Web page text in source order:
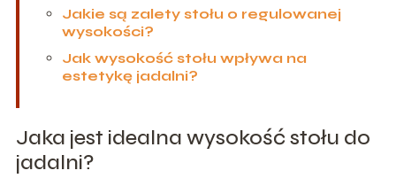
Jakie są zalety stołu o regulowanej
wysokości?
Jak wysokość stołu wpływa na
estetykę jadalni?
Jaka jest idealna wysokość stołu do
jadalni?